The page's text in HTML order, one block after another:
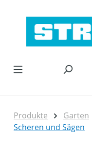
Produkte Garten
Scheren und Sägen